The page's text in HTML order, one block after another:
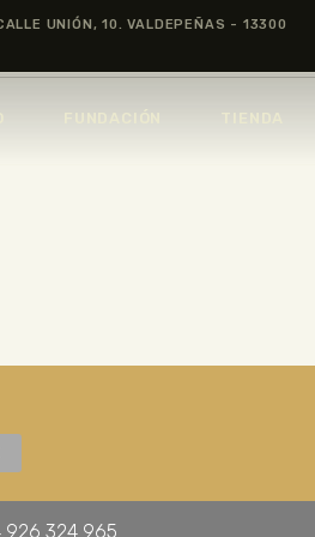
UNIÓN, 10. VALDEPEÑAS - 13300
926 324 965